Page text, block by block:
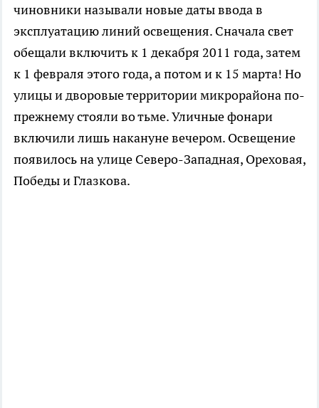
чиновники называли новые даты ввода в
эксплуатацию линий освещения. Сначала свет
обещали включить к 1 декабря 2011 года, затем
к 1 февраля этого года, а потом и к 15 марта! Но
улицы и дворовые территории микрорайона по-
прежнему стояли во тьме. Уличные фонари
включили лишь накануне вечером. Освещение
появилось на улице Северо-Западная, Ореховая,
Победы и Глазкова.